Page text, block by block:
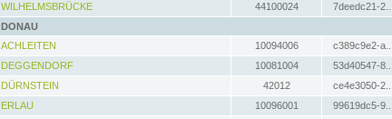
WILHELMSBRÜCKE
44100024 7deedc21-2...
DONAU
ACHLEITEN
10094006 c389c9e2-a...
DEGGENDORF
10081004 53d40547-8...
DÜRNSTEIN
42012 ce4e3050-2...
ERLAU
10096001 99619dc5-9...